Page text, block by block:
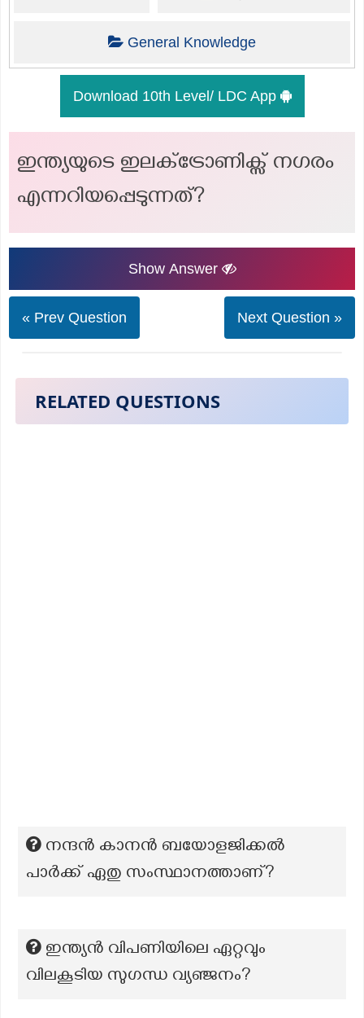
General Knowledge
Download 10th Level/ LDC App
ഇന്ത്യയുടെ ഇലക്‌ട്രോണിക്സ് നഗരം
എന്നറിയപ്പെടുന്നത്?
Show Answer
« Prev Question Next Question »
RELATED QUESTIONS
നന്ദൻ കാനൻ ബയോളജിക്കൽ
പാർക്ക് ഏതു സംസ്ഥാനത്താണ്?
ഇന്ത്യൻ വിപണിയിലെ ഏറ്റവും
വിലകൂടിയ സുഗന്ധ വ്യഞ്ജനം?